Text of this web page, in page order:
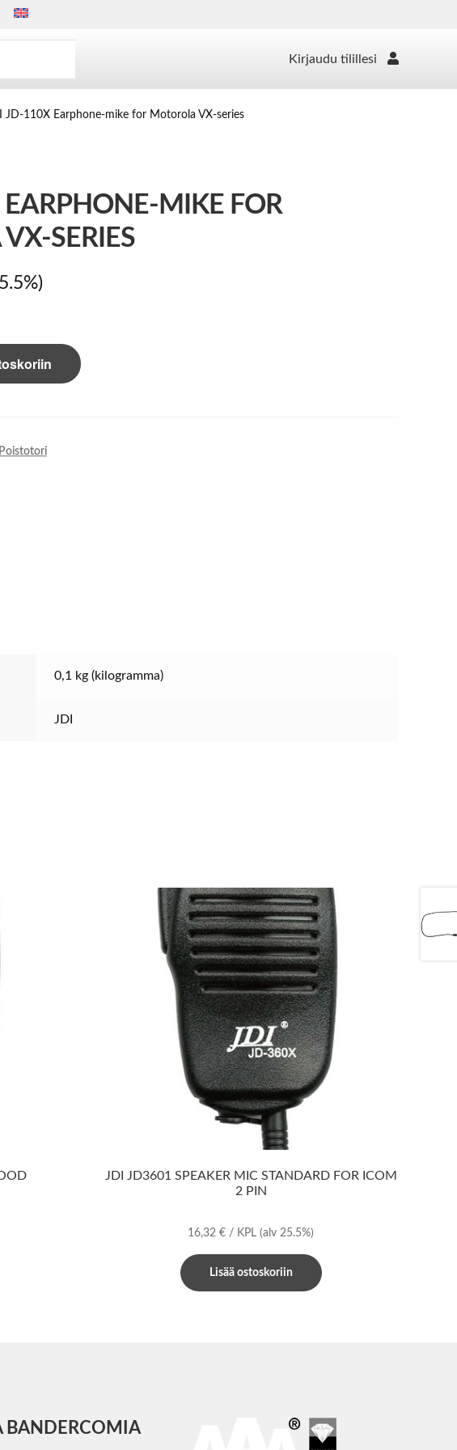
Kirjaudu tilillesi
JD-110X Earphone-mike for Motorola VX-series
MIKE FOR
SERIES
Poistotori
0,1 kg (kilogramma)
JDI
JDI JD3601 SPEAKER MIC STANDARD FOR ICOM
2 PIN
16,32€ / KPL(alv 25.5%)
Lisää ostoskoriin
BANDERCOMIA